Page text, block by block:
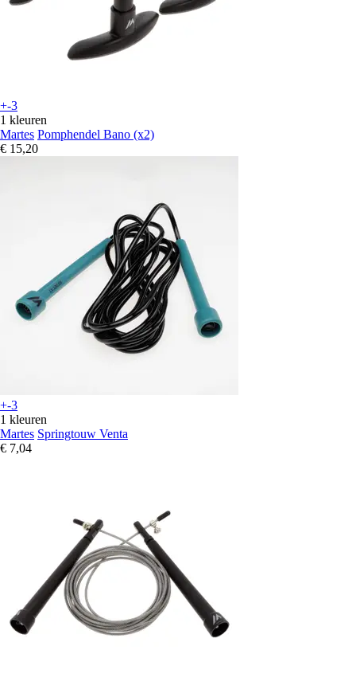
+-3
1 kleuren
Martes Pomphendel Bano (x2)
€ 15,20
+-3
1 kleuren
Martes Springtouw Venta
€ 7,04